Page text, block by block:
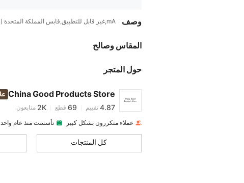
وصف mA,غير قابل للتطبيق,قابس المملكة المتحدة (220 إلى 240 فولت)
المقاس وصالح
حول المتجر
China Good Products Store
4.87
4.87
4.87 تقييم 69 قطع 2K متابعون
4.87
عملاء متكررون بشكل كبير تأسست منذ عام واحد
كل المنتجات